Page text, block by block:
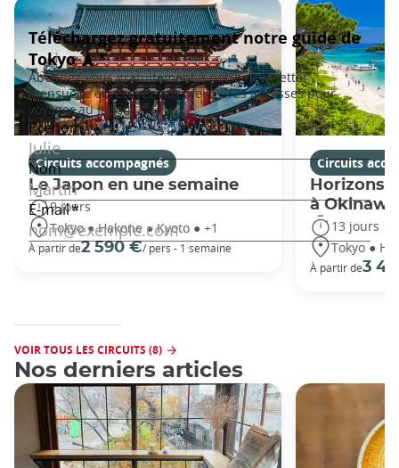
Circuits accompagnés
Le Japon en une semaine
9 jours
Tokyo ● Hakone ● Kyoto ● +1
À partir de2 590 €/ pers - 1 semaine
Circuits
Horizons
à Okinawa
13 jours
Tokyo ●
À partir de3
VOIR TOUS LES CIRCUITS (8)
Nos derniers articles